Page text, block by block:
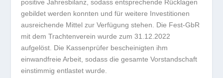
positive Jahresbilanz, sodass entsprechende Rücklagen
gebildet werden konnten und für weitere Investitionen
ausreichende Mittel zur Verfügung stehen. Die Fest-GbR
mit dem Trachtenverein wurde zum 31.12.2022
aufgelöst. Die Kassenprüfer bescheinigten ihm
einwandfreie Arbeit, sodass die gesamte Vorstandschaft
einstimmig entlastet wurde.